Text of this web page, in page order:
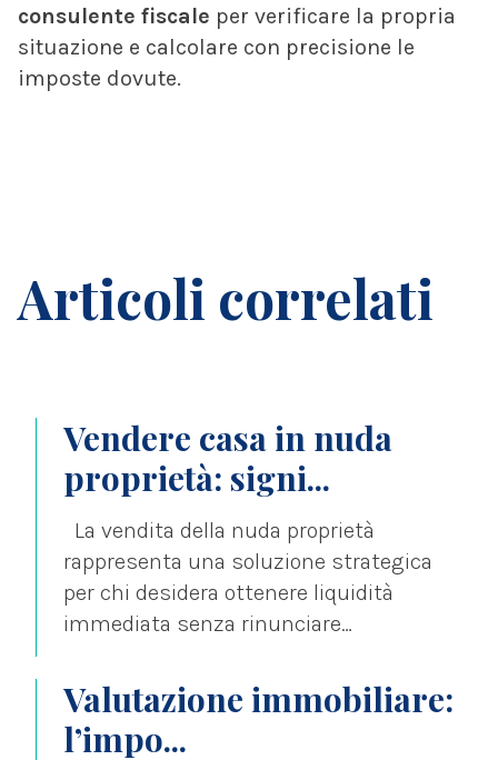
consulente fiscale per verificare la propria
situazione e calcolare con precisione le
imposte dovute.
Articoli correlati
Vendere casa in nuda
proprietà: signi...
La vendita della nuda proprietà
rappresenta una soluzione strategica
per chi desidera ottenere liquidità
immediata senza rinunciare
proprio immobile....
Valutazione immobiliare:
l’impo...